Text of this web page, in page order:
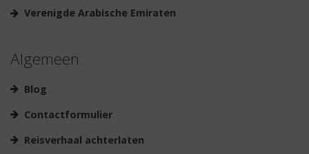
Verenigde Arabische Emiraten
Algemeen
Blog
Contactformulier
Reisverhaal achterlaten